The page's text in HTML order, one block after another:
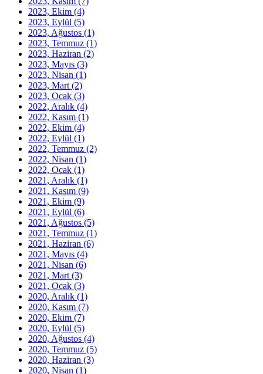
2023, Ekim (4)
2023, Eylül (5)
2023, Ağustos (1)
2023, Temmuz (1)
2023, Haziran (2)
2023, Mayıs (3)
2023, Nisan (1)
2023, Mart (2)
2023, Ocak (3)
2022, Aralık (4)
2022, Kasım (1)
2022, Ekim (4)
2022, Eylül (1)
2022, Temmuz (2)
2022, Nisan (1)
2022, Ocak (1)
2021, Aralık (1)
2021, Kasım (9)
2021, Ekim (9)
2021, Eylül (6)
2021, Ağustos (5)
2021, Temmuz (1)
2021, Haziran (6)
2021, Mayıs (4)
2021, Nisan (6)
2021, Mart (3)
2021, Ocak (3)
2020, Aralık (1)
2020, Kasım (7)
2020, Ekim (7)
2020, Eylül (5)
2020, Ağustos (4)
2020, Temmuz (5)
2020, Haziran (3)
2020, Nisan (1)